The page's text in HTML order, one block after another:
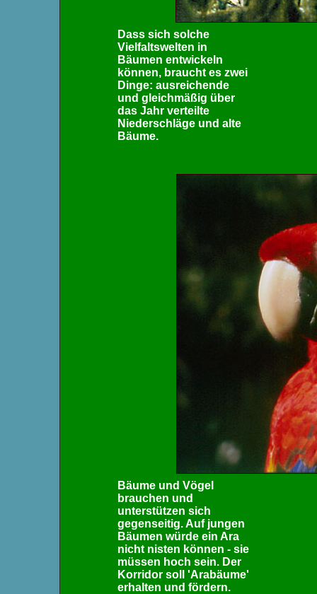
Dass sich solche
Vielfaltswelten in
Bäumen entwickeln
können, braucht es zwei
Dinge: ausreichende
und gleichmäßig über
das Jahr verteilte
Niederschläge und alte
Bäume.
Bäume und Vögel
brauchen und
unterstützen sich
gegenseitig. Auf jungen
Bäumen würde ein Ara
nicht nisten können - sie
müssen hoch sein. Der
Korridor soll 'Arabäume'
erhalten und fördern.